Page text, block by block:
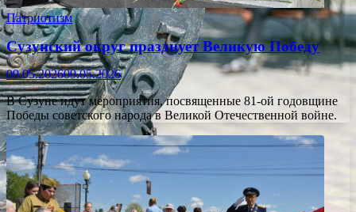
Патриотизм
Сузунский округ празднует Великую Победу
09.05.202609.05.2026
В Сузуне идут мероприятия, посвященные 81-ой годовщине
Победы советского народа в Великой Отечественной войне.